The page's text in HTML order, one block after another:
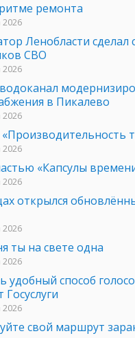
ремонта
2026
Ленобласти сделал
СВО
2026
в Пикалево
2026
2026
«Капсулы
2026
открылся
2026
ты на свете одна
2026
удобный способ
Госуслуги
2026
свой маршрут